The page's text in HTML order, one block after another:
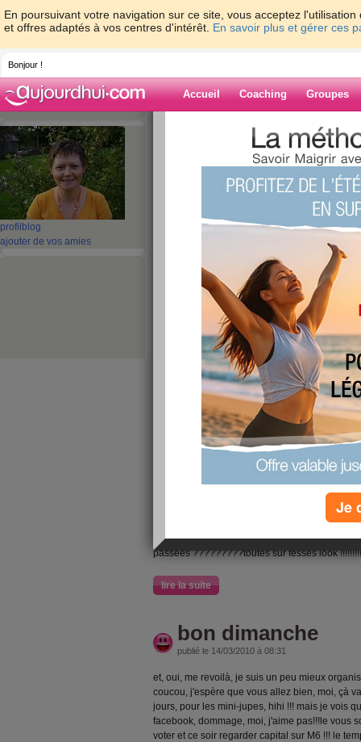
En poursuivant votre navigation sur ce site, vous acceptez
et offres adaptés à vos centres d'intérêt. En savoir plus et gérer ces
Bonjour !
Accueil Coaching Groupes
profil blog
ajouter de vos amies
>
Blog de
21 - 30 31 - 40 41 - 50 51 -
‹ Préc. 1 2 3 4 5
coucou mes amies
publié le 28/08/2010 à 22:01
me revoilà, vous m'avez manquées, je pense
roule pour vous, je viens plus tard vous
embrasse, La baronne
lire la suite
heure d'été ::
une heure de moins, je suis déconnectée !!!!il
faire mon repassage, bon dimanche à vous
passées ?????????toutes sur fesses look
lire la suite
bon dimanche
publié le 14/03/2010 à 08:31
et, oui, me revoilà, je suis un peu mieux
coucou, j'espère que vous allez bien, moi, çà
jours, pour les mini-jupes, hihi !!! mais je vois
facebook, dommage, moi, j'aime pas!!!le vous
voter et ce soir regarder capital sur M6 !!! le
Je